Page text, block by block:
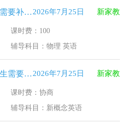
建邺区秀山路18号初二女生需要补习物理 英语2026年7月25日 新家教
课时费：100
辅导科目：物理 英语
江宁区翠屏清华园五年级男生需要补习新概念英语2026年7月25日 新家教
课时费：协商
辅导科目：新概念英语